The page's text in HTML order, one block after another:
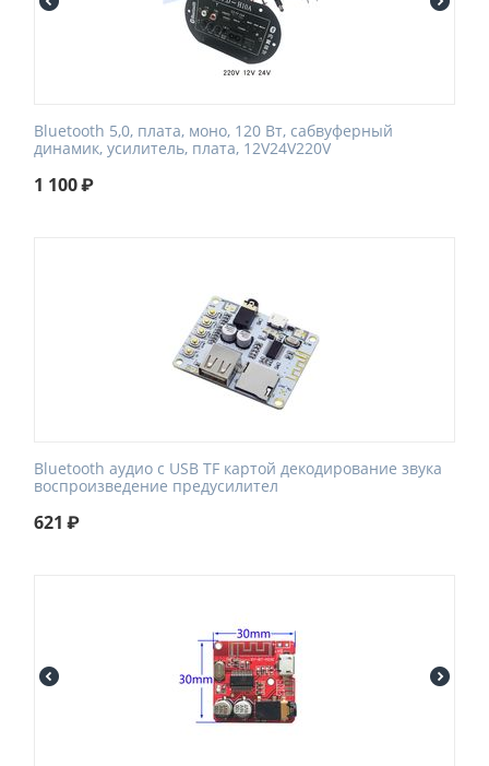
Bluetooth 5,0, плата, моно, 120 Вт, сабвуферный
динамик, усилитель, плата, 12V24V220V
1 100₽
Bluetooth аудио с USB TF картой декодирование звука
воспроизведение предусилител
621 ₽